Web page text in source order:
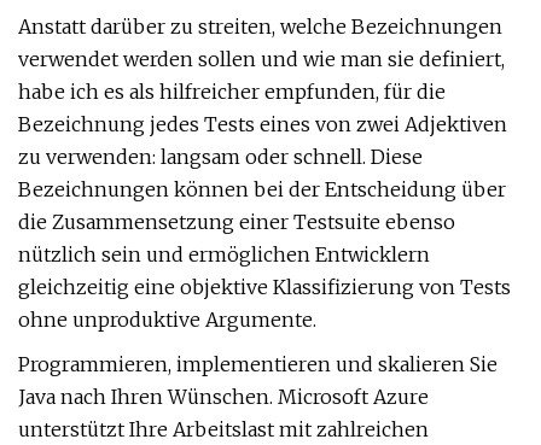
Anstatt darüber zu streiten, welche Bezeichnungen
verwendet werden sollen und wie man sie definiert,
habe ich es als hilfreicher empfunden, für die
Bezeichnung jedes Tests eines von zwei Adjektiven
zu verwenden: langsam oder schnell. Diese
Bezeichnungen können bei der Entscheidung über
die Zusammensetzung einer Testsuite ebenso
nützlich sein und ermöglichen Entwicklern
gleichzeitig eine objektive Klassifizierung von Tests
ohne unproduktive Argumente.
Programmieren, implementieren und skalieren Sie
Java nach Ihren Wünschen. Microsoft Azure
unterstützt Ihre Arbeitslast mit zahlreichen